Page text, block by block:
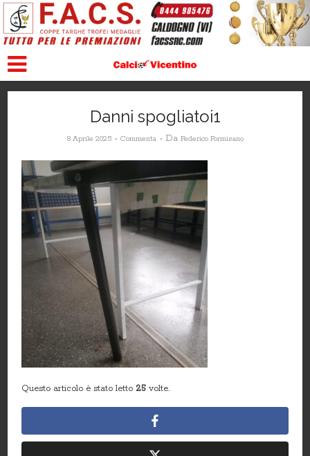
Danni spogliatoi1
8 Aprile 2025 Commenta Da Federico Formisano
Questo articolo è stato letto 25 volte.